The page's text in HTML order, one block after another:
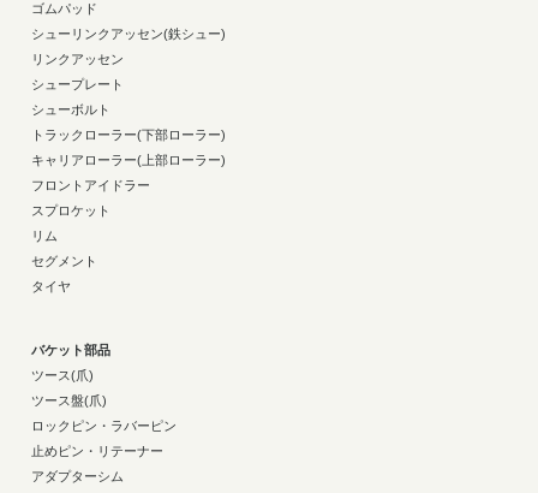
ゴムパッド
シューリンクアッセン(鉄シュー)
リンクアッセン
シュープレート
シューボルト
トラックローラー(下部ローラー)
キャリアローラー(上部ローラー)
フロントアイドラー
スプロケット
リム
セグメント
タイヤ
バケット部品
ツース(爪)
ツース盤(爪)
ロックピン・ラバーピン
止めピン・リテーナー
アダプターシム